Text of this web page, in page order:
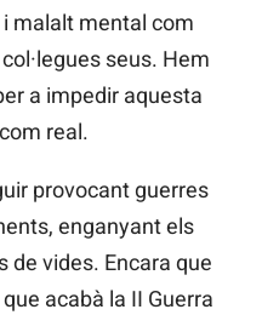
malalt mental com
seus. Hem
a impedir aquesta
real.
provocant guerres
enganyant els
de vides. Encara que
acabà la II Guerra